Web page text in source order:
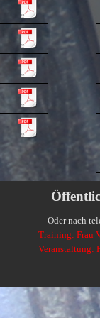
Oder nach
Training: Frau
Veranstaltung: